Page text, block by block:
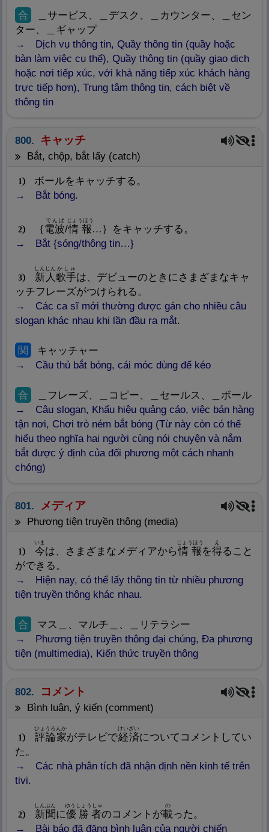
合
＿サービス、＿デスク、＿カウンター、＿セン
ター、＿ギャップ
Dịch vụ thông tin, Quầy thông tin (quầy hoặc
bàn làm việc cụ thể), Quầy thông tin (quầy giao dịch
hoặc nơi tiếp xúc, với khả năng tiếp xúc khách hàng
trực tiếp hơn), Trung tâm thông tin, cách biệt về
thông tin
800. キャッチ
bắt, chộp, bắt lấy (catch)
1
ボールをキャッチする。
Bắt bóng.
2 ｛電波
でんぱ
/情報
じょうほう
…｝をキャッチする。
Bắt {sóng/thông tin…}
3 新 人
しんじん
歌手
かしゅ
は、デビューのときにさまざまなキャ
ッチフレーズがつけられる。
Các ca sĩ mới thường được gán cho nhiều câu
slogan khác nhau khi lần đầu ra mắt.
関
キャッチャー
Cầu thủ bắt bóng, cái móc dùng để kéo
合
＿フレーズ、＿コピー、＿セールス、＿ボール
Câu slogan, Khẩu hiệu quảng cáo, việc bán hàng
tận nơi, Chơi trò ném bắt bóng (Từ này còn có thể
hiểu theo nghĩa hai người cùng nói chuyện và nắm
bắt được ý định của đối phương một cách nhanh
chóng)
801. メディア
phương tiện truyền thông (media)
1 今
いま
は、さまざまなメディアから情
Nghĩa: Nhân tình, tâm lý
報
じょうほう
を得
え
ること
ができる。
Hiện nay, có thể lấy thông tin từ nhiều phương
tiện truyền thông khác nhau.
合
Nghĩa: Hợp, vừa ý, hợp lại
マス＿、マルチ＿、＿リテラシー
Phương tiện truyền thông đại chúng, Đa phương
tiện (multimedia), Kiến thức truyền thông
802. コメント
bình luận, ý kiến (comment)
1 評論家
Nghĩa: Ngôi nhà
ひょうろんか
がテレビで経済
けいざい
についてコメントしてい
た。
Các nhà phân tích đã nhận định nền kinh tế trên
tivi.
2 新 聞
しんぶん
に優 勝者
ゆうしょうしゃ
のコメントが載
の
った。
Bài báo đã đăng bình luận của người chiến